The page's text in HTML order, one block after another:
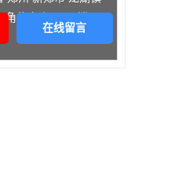
角住宅小区1号楼1
在线留言